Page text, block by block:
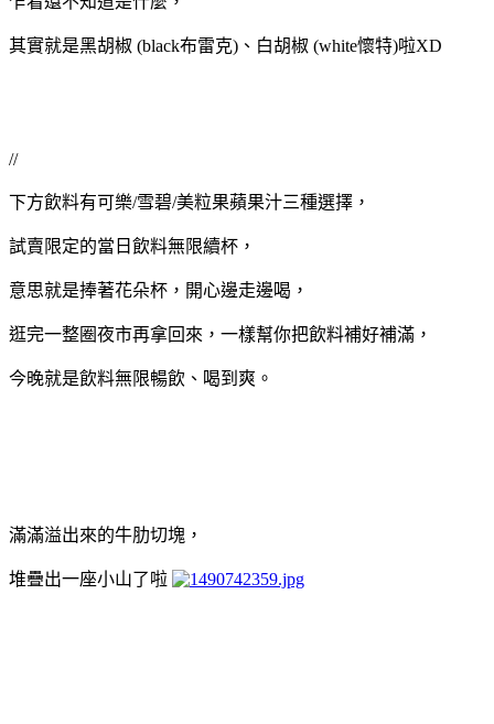
其實就是黑胡椒 (black布雷克)、白胡椒 (white懷特)啦XD
//
下方飲料有可樂/雪碧/美粒果蘋果汁三種選擇，
試賣限定的當日飲料無限續杯，
意思就是捧著花朵杯，開心邊走邊喝，
逛完一整圈夜市再拿回來，一樣幫你把飲料補好補滿，
今晚就是飲料無限暢飲、喝到爽。
滿滿溢出來的牛肋切塊，
堆疊出一座小山了啦